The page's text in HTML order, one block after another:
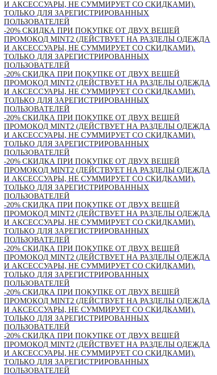
И АКСЕССУАРЫ, НЕ СУММИРУЕТ СО СКИДКАМИ).
ТОЛЬКО ДЛЯ ЗАРЕГИСТРИРОВАННЫХ
ПОЛЬЗОВАТЕЛЕЙ
-20% СКИДКА ПРИ ПОКУПКЕ ОТ ДВУХ ВЕЩЕЙ
ПРОМОКОД MINT2 (ДЕЙСТВУЕТ НА РАЗДЕЛЫ ОДЕЖДА
И АКСЕССУАРЫ, НЕ СУММИРУЕТ СО СКИДКАМИ).
ТОЛЬКО ДЛЯ ЗАРЕГИСТРИРОВАННЫХ
ПОЛЬЗОВАТЕЛЕЙ
-20% СКИДКА ПРИ ПОКУПКЕ ОТ ДВУХ ВЕЩЕЙ
ПРОМОКОД MINT2 (ДЕЙСТВУЕТ НА РАЗДЕЛЫ ОДЕЖДА
И АКСЕССУАРЫ, НЕ СУММИРУЕТ СО СКИДКАМИ).
ТОЛЬКО ДЛЯ ЗАРЕГИСТРИРОВАННЫХ
ПОЛЬЗОВАТЕЛЕЙ
-20% СКИДКА ПРИ ПОКУПКЕ ОТ ДВУХ ВЕЩЕЙ
ПРОМОКОД MINT2 (ДЕЙСТВУЕТ НА РАЗДЕЛЫ ОДЕЖДА
И АКСЕССУАРЫ, НЕ СУММИРУЕТ СО СКИДКАМИ).
ТОЛЬКО ДЛЯ ЗАРЕГИСТРИРОВАННЫХ
ПОЛЬЗОВАТЕЛЕЙ
-20% СКИДКА ПРИ ПОКУПКЕ ОТ ДВУХ ВЕЩЕЙ
ПРОМОКОД MINT2 (ДЕЙСТВУЕТ НА РАЗДЕЛЫ ОДЕЖДА
И АКСЕССУАРЫ, НЕ СУММИРУЕТ СО СКИДКАМИ).
ТОЛЬКО ДЛЯ ЗАРЕГИСТРИРОВАННЫХ
ПОЛЬЗОВАТЕЛЕЙ
-20% СКИДКА ПРИ ПОКУПКЕ ОТ ДВУХ ВЕЩЕЙ
ПРОМОКОД MINT2 (ДЕЙСТВУЕТ НА РАЗДЕЛЫ ОДЕЖДА
И АКСЕССУАРЫ, НЕ СУММИРУЕТ СО СКИДКАМИ).
ТОЛЬКО ДЛЯ ЗАРЕГИСТРИРОВАННЫХ
ПОЛЬЗОВАТЕЛЕЙ
-20% СКИДКА ПРИ ПОКУПКЕ ОТ ДВУХ ВЕЩЕЙ
ПРОМОКОД MINT2 (ДЕЙСТВУЕТ НА РАЗДЕЛЫ ОДЕЖДА
И АКСЕССУАРЫ, НЕ СУММИРУЕТ СО СКИДКАМИ).
ТОЛЬКО ДЛЯ ЗАРЕГИСТРИРОВАННЫХ
ПОЛЬЗОВАТЕЛЕЙ
-20% СКИДКА ПРИ ПОКУПКЕ ОТ ДВУХ ВЕЩЕЙ
ПРОМОКОД MINT2 (ДЕЙСТВУЕТ НА РАЗДЕЛЫ ОДЕЖДА
И АКСЕССУАРЫ, НЕ СУММИРУЕТ СО СКИДКАМИ).
ТОЛЬКО ДЛЯ ЗАРЕГИСТРИРОВАННЫХ
ПОЛЬЗОВАТЕЛЕЙ
-20% СКИДКА ПРИ ПОКУПКЕ ОТ ДВУХ ВЕЩЕЙ
ПРОМОКОД MINT2 (ДЕЙСТВУЕТ НА РАЗДЕЛЫ ОДЕЖДА
И АКСЕССУАРЫ, НЕ СУММИРУЕТ СО СКИДКАМИ).
ТОЛЬКО ДЛЯ ЗАРЕГИСТРИРОВАННЫХ
ПОЛЬЗОВАТЕЛЕЙ